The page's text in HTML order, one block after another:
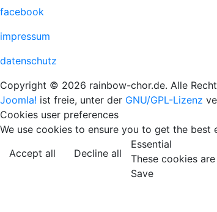
facebook
impressum
datenschutz
Copyright © 2026 rainbow-chor.de. Alle
Joomla! ist freie, unter der GNU/GPL-Lizenz
Cookies user preferences
We use cookies to ensure you to get the
Accept all
Decline all
Essential
These cookies
Save